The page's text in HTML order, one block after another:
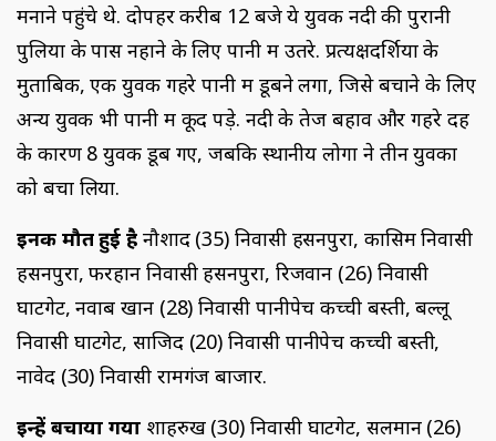
मनाने पहुंचे थे. दोपहर करीब 12 बजे ये युवक नदी की पुरानी
पुलिया के पास नहाने के लिए पानी में उतरे. प्रत्यक्षदर्शियों के
मुताबिक, एक युवक गहरे पानी में डूबने लगा, जिसे बचाने के लिए
अन्य युवक भी पानी में कूद पड़े. नदी के तेज बहाव और गहरे दह
के कारण 8 युवक डूब गए, जबकि स्थानीय लोगों ने तीन युवकों
को बचा लिया.
इनकी मौत हुई हैनौशाद (35) निवासी हसनपुरा, कासिम निवासी
हसनपुरा, फरहान निवासी हसनपुरा, रिजवान (26) निवासी
घाटगेट, नवाब खान (28) निवासी पानीपेच कच्ची बस्ती, बल्लू
निवासी घाटगेट, साजिद (20) निवासी पानीपेच कच्ची बस्ती,
नावेद (30) निवासी रामगंज बाजार.
इन्हें बचाया गया शाहरुख (30) निवासी घाटगेट, सलमान (26)